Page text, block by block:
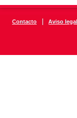
Contacto | Aviso legal